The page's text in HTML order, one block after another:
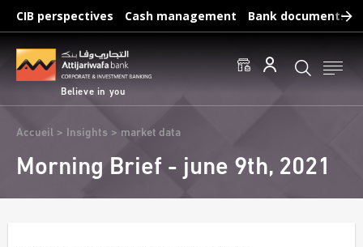
Skip
main
content
CIB perspectives Cash management Bank documents
Believe in you
Breadcrumb
Accueil Insights market data
Morning Brief - june 9th, 2021
Frequent searches :
Access to accounts Make a transfert Edit a RIB